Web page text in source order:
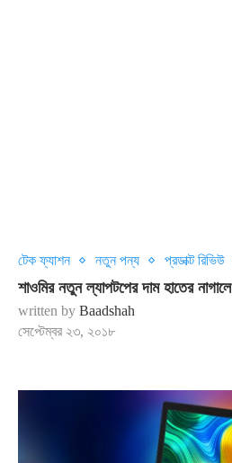
টেক ফ্যাশন নতুন পন্য প্রডাক্ট রিভিউ
শাওমির নতুন ল্যাপটপের দাম হাতের নাগালে
written by Baadshah
সেপ্টেম্বর ২৩, ২০১৮